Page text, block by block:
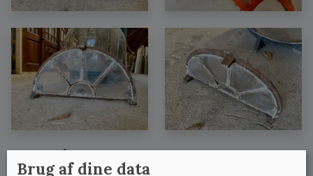
Se også:
Brug af dine data